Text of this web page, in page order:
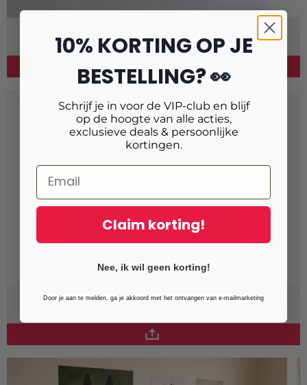
Fotobehang op rol 50cm v.a. € 79,99
Stretch canvas € 94,99
10% KORTING OP JE
BESTELLING? 👀
Schrijf je in voor de VIP-club en blijf
op de hoogte van alle acties,
exclusieve deals & persoonlijke
kortingen.
Claim korting!
Nee, ik wil geen korting!
Door je aan te melden, ga je akkoord met het ontvangen van e-mailmarketing